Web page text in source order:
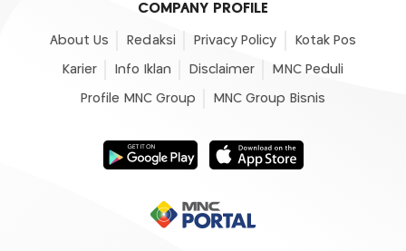
COMPANY PROFILE
About Us Redaksi Privacy Policy Kotak Pos
Karier Info Iklan Disclaimer MNC Peduli
Profile MNC Group MNC Group Bisnis